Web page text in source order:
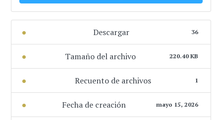
Descargar 36
Tamaño del archivo 220.40 KB
Recuento de archivos 1
Fecha de creación mayo 15, 2026